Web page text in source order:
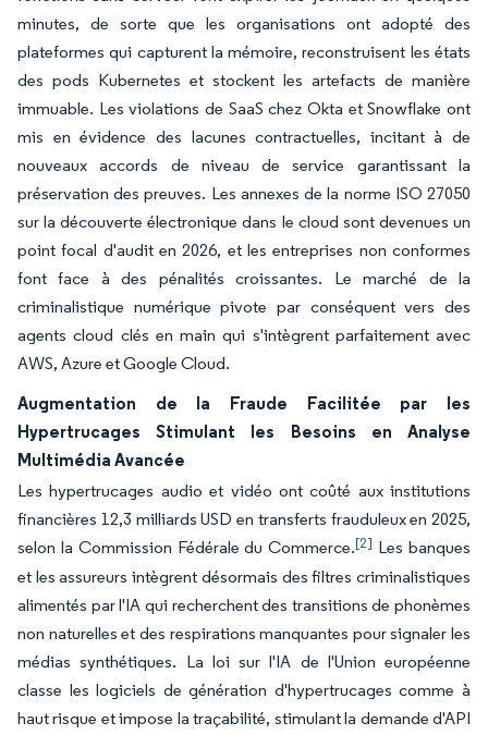
minutes, de sorte que les organisations ont adopté des
plateformes qui capturent la mémoire, reconstruisent les états
des pods Kubernetes et stockent les artefacts de manière
immuable. Les violations de SaaS chez Okta et Snowflake ont
mis en évidence des lacunes contractuelles, incitant à de
nouveaux accords de niveau de service garantissant la
préservation des preuves. Les annexes de la norme ISO 27050
sur la découverte électronique dans le cloud sont devenues un
point focal d'audit en 2026, et les entreprises non conformes
font face à des pénalités croissantes. Le marché de la
criminalistique numérique pivote par conséquent vers des
agents cloud clés en main qui s'intègrent parfaitement avec
AWS, Azure et Google Cloud.
Augmentation de la Fraude Facilitée par les
Hypertrucages Stimulant les Besoins en Analyse
Multimédia Avancée
Les hypertrucages audio et vidéo ont coûté aux institutions
financières 12,3 milliards USD en transferts frauduleux en 2025,
selon la Commission Fédérale du Commerce.[2] Les banques
et les assureurs intègrent désormais des filtres criminalistiques
alimentés par l'IA qui recherchent des transitions de phonèmes
non naturelles et des respirations manquantes pour signaler les
médias synthétiques. La loi sur l'IA de l'Union européenne
classe les logiciels de génération d'hypertrucages comme à
haut risque et impose la traçabilité, stimulant la demande d'API